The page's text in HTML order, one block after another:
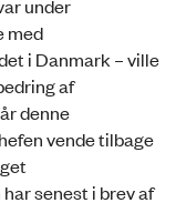
under
med
i Danmark – ville
af
denne
vende tilbage
senest i brev af